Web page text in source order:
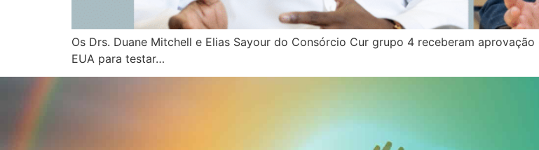
Os Drs. Duane Mitchell e Elias Sayour do Consórcio Cur grupo 4 receberam
EUA para testar…